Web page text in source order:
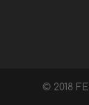
© 2018